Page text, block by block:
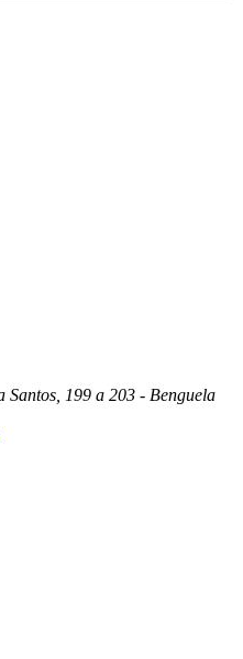
Santos, 199 a 203 - Benguela